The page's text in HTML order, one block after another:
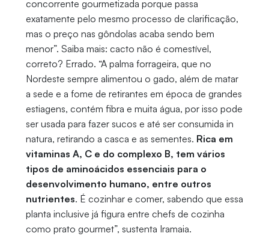
concorrente gourmetizada porque passa
exatamente pelo mesmo processo de clarificação,
mas o preço nas gôndolas acaba sendo bem
menor”. Saiba mais: cacto não é comestível,
correto? Errado. “A palma forrageira, que no
Nordeste sempre alimentou o gado, além de matar
a sede e a fome de retirantes em época de grandes
estiagens, contém fibra e muita água, por isso pode
ser usada para fazer sucos e até ser consumida in
natura, retirando a casca e as sementes. Rica em
vitaminas A, C e do complexo B, tem vários
tipos de aminoácidos essenciais para o
desenvolvimento humano, entre outros
nutrientes. É cozinhar e comer, sabendo que essa
planta inclusive já figura entre chefs de cozinha
como prato gourmet”, sustenta Iramaia.